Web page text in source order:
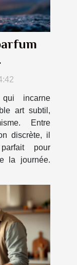
incarne
art subtil,
Entre
discrète, il
pour
la journée.